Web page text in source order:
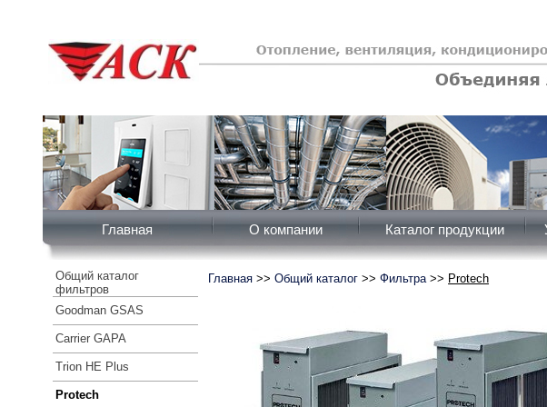
Главная О компании Каталог продукции
Общий каталог
фильтров
Goodman GSAS
Carrier GAPA
Trion HE Plus
Protech
Главная >>Общий каталог >>Фильтра>> Protech